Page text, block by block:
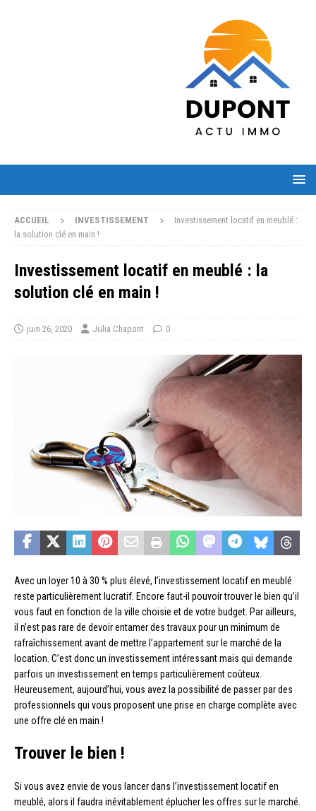
ACCUEIL INVESTISSEMENT
Investissement locatif en meublé :
la solution clé en main !
Investissement locatif en meublé : la
solution clé en main !
juin 26, 2020 Julia Chapont 0
Avec un loyer 10 à 30 % plus élevé, l’investissement locatif en meublé
reste particulièrement lucratif. Encore faut-il pouvoir trouver le bien qu’il
vous faut en fonction de la ville choisie et de votre budget. Par ailleurs,
il n’est pas rare de devoir entamer des travaux pour un minimum de
rafraîchissement avant de mettre l’appartement sur le marché de la
location. C’est donc un investissement intéressant mais qui demande
parfois un investissement en temps particulièrement coûteux.
Heureusement, aujourd’hui, vous avez la possibilité de passer par des
professionnels qui vous proposent une prise en charge complète avec
une offre clé en main !
Trouver le bien !
Si vous avez envie de vous lancer dans l’investissement locatif en
meublé, alors il faudra inévitablement éplucher les offres sur le marché.